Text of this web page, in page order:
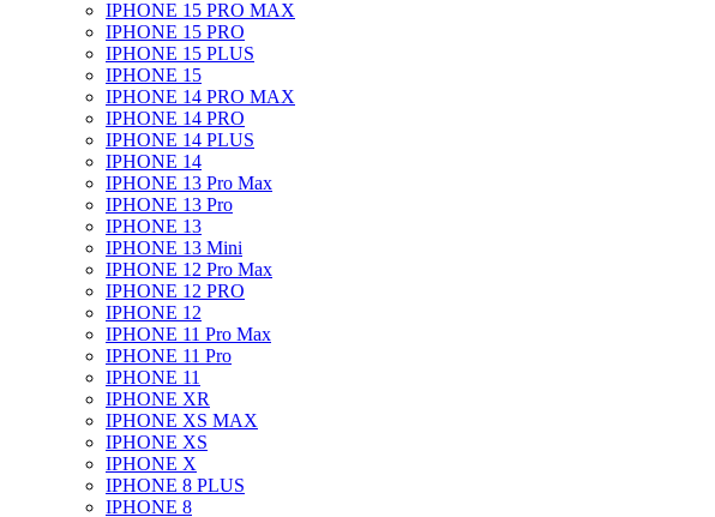
IPHONE 15 PRO MAX
IPHONE 15 PRO
IPHONE 15 PLUS
IPHONE 15
IPHONE 14 PRO MAX
IPHONE 14 PRO
IPHONE 14 PLUS
IPHONE 14
IPHONE 13 Pro Max
IPHONE 13 Pro
IPHONE 13
IPHONE 13 Mini
IPHONE 12 Pro Max
IPHONE 12 PRO
IPHONE 12
IPHONE 11 Pro Max
IPHONE 11 Pro
IPHONE 11
IPHONE XR
IPHONE XS MAX
IPHONE XS
IPHONE X
IPHONE 8 PLUS
IPHONE 8